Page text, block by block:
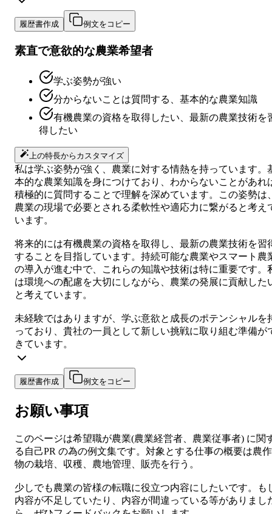
履歴書作成 例文をコピー
素直で意欲的な農業希望者
学ぶ姿勢が強い
分からないことは質問する、基本的な農業知識
有機農業の資格を取得したい、最新の農業技術を
得したい
上の特長からカスタマイズ
私は学ぶ姿勢が強く、農業に対する情熱を持っています。
本的な農業知識を身につけており、わからないことがあれ
積極的に質問することで理解を深めています。この姿勢は
農業の現場で必要とされる柔軟性や適応力に繋がると考え
います。
将来的には有機農業の資格を取得し、最新の農業技術を習
することを目指しています。持続可能な農業やスマート農
の導入が進む中で、これらの知識や技術は特に重要です。
は環境への配慮を大切にしながら、農業の発展に貢献した
と考えています。
未経験ではありますが、学ぶ意欲と成長のポテンシャルを
っており、貴社の一員として新しい挑戦に取り組む準備が
きています。
履歴書作成 例文をコピー
お願い事項
このページは希望職が農業(農業経営者、農業従事者) に関
る 自己PR の為の例文集です。対象とする仕事の概要は農作
物の栽培、収穫、農地管理、販売を行う。
少しでも農業の皆様の転職に役立つ内容にしたいです。も
内容が不足していたり、内容が間違っている等がありまし